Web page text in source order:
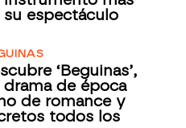
su espectáculo
‘Beguinas’,
drama de época
de romance y
todos los